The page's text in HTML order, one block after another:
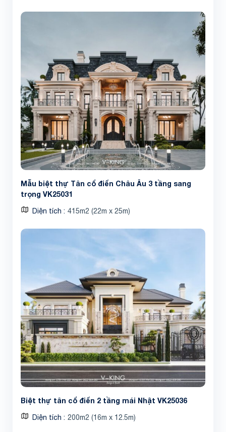
Mẫu biệt thự Tân cổ điển Châu Âu 3 tầng sang
trọng VK25031
Diện tích 415m2 (22m x 25m)
Biệt thự tân cổ điển 2 tầng mái Nhật VK25036
Diện tích 200m2 (16m x 12.5m)